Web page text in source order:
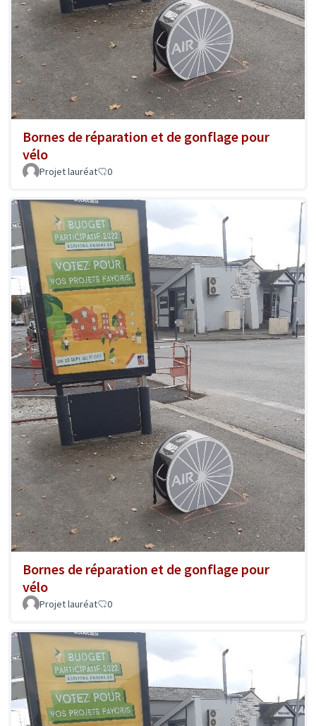
Bornes de réparation et de gonflage pour
vélo
Projet lauréat 0
Bornes de réparation et de gonflage pour
vélo
Projet lauréat 0